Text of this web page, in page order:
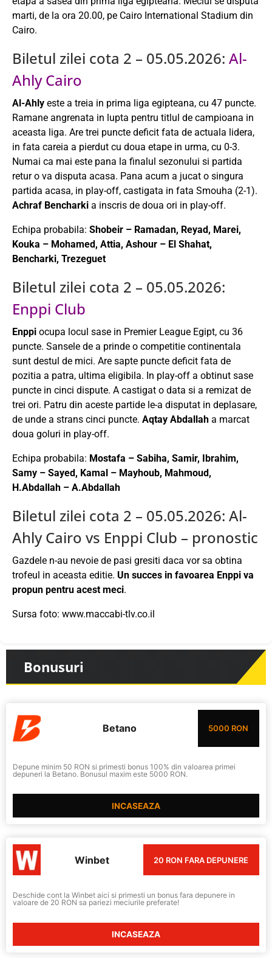
marti, de la ora 20.00, pe Cairo International Stadium din
Cairo.
Biletul zilei cota 2 – 05.05.2026: Al-
Ahly Cairo
Al-Ahly este a treia in prima liga egipteana, cu 47 puncte.
Ramane angrenata in lupta pentru titlul de campioana in
aceasta liga. Are trei puncte deficit fata de actuala lidera,
in fata careia a pierdut cu doua etape in urma, cu 0-3.
Numai ca mai este pana la finalul sezonului si partida
retur o va disputa acasa. Pana acum a jucat o singura
partida acasa, in play-off, castigata in fata Smouha (2-1).
Achraf Bencharki a inscris de doua ori in play-off.
Echipa probabila: Shobeir – Ramadan, Reyad, Marei,
Kouka – Mohamed, Attia, Ashour – El Shahat,
Bencharki, Trezeguet
Biletul zilei cota 2 – 05.05.2026:
Enppi Club
Enppi ocupa locul sase in Premier League Egipt, cu 36
puncte. Sansele de a prinde o competitie continentala
sunt destul de mici. Are sapte puncte deficit fata de
pozitia a patra, ultima eligibila. In play-off a obtinut sase
puncte in cinci dispute. A castigat o data si a remizat de
trei ori. Patru din aceste partide le-a disputat in deplasare,
de unde a strans cinci puncte. Aqtay Abdallah a marcat
doua goluri in play-off.
Echipa probabila: Mostafa – Sabiha, Samir, Ibrahim,
Samy – Sayed, Kamal – Mayhoub, Mahmoud,
H.Abdallah – A.Abdallah
Biletul zilei cota 2 – 05.05.2026: Al-
Ahly Cairo vs Enppi Club – pronostic
Gazdele n-au nevoie de pasi gresiti daca vor sa obtina
trofeul in aceasta editie. Un succes in favoarea Enppi va
propun pentru acest meci.
Sursa foto: www.maccabi-tlv.co.il
Bonusuri
Betano 5000 RON
Depune minim 50 RON si primesti bonus 100% din valoarea primei
depuneri la Betano. Bonusul maxim este 5000 RON.
INCASEAZA
Winbet 20 RON FARA DEPUNERE
Deschide cont la Winbet aici si primesti un bonus fara depunere in
valoare de 20 RON sa pariezi meciurile preferate!
INCASEAZA